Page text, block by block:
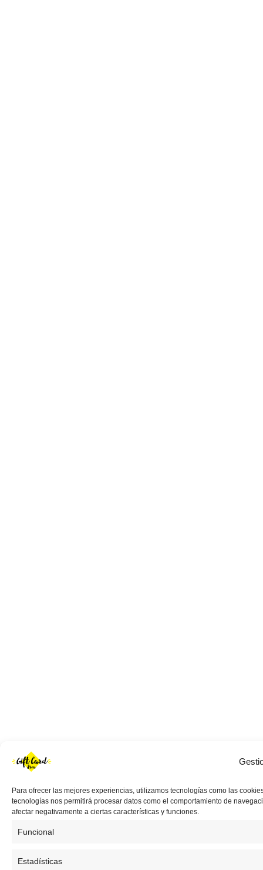
Para ofrecer las mejores experiencias, utilizamos tecnologías como las
tecnologías nos permitirá procesar datos como el comportamiento de
afectar negativamente a ciertas características y funciones.
Funcional
Estadísticas